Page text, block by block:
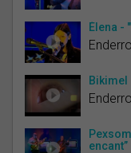
Élena -
Bikimel
encant”